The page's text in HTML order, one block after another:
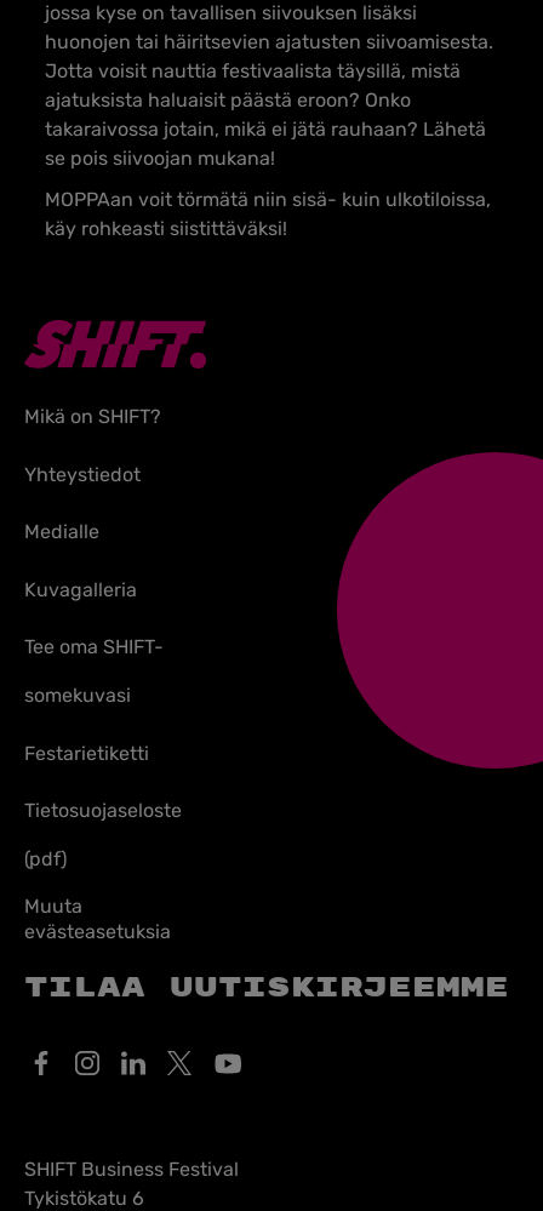
jossa kyse on tavallisen siivouksen lisäksi
huonojen tai häiritsevien ajatusten siivoamisesta.
Jotta voisit nauttia festivaalista täysillä, mistä
ajatuksista haluaisit päästä eroon? Onko
takaraivossa jotain, mikä ei jätä rauhaan? Lähetä
se pois siivoojan mukana!
MOPPAan voit törmätä niin sisä- kuin ulkotiloissa,
käy rohkeasti siistittäväksi!
Mikä on SHIFT?
Yhteystiedot
Medialle
Kuvagalleria
Tee oma SHIFT-
somekuvasi
Festarietiketti
Tietosuojaseloste
(pdf)
Muuta
evästeasetuksia
Tilaa uutiskirjeemme
SHIFT Business Festival
Tykistökatu 6